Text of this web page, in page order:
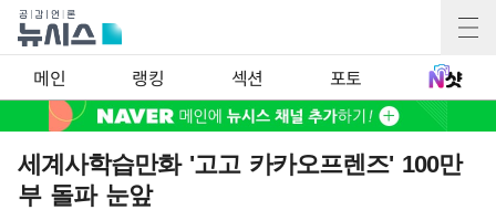
메인 랭킹 섹션 포토
세계사학습만화 '고고 카카오프렌즈' 100만
부 돌파 눈앞